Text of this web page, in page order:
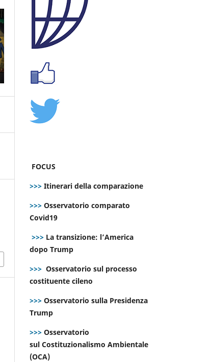
FOCUS
>>> Itinerari della comparazione
>>> Osservatorio comparato
Covid19
>>> La transizione: l’America
dopo Trump
>>> Osservatorio sul processo
costituente cileno
>>> Osservatorio sulla Presidenza
Trump
>>> Osservatorio
sul Costituzionalismo Ambientale
(OCA)